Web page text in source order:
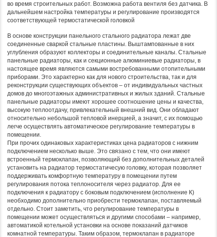
во время строительных работ. Возможна работа вентиля без датчика. В
дальнейшем настройка температуры и регулирование производятся
соответствующей термостатической головкой
В основе конструкции панельного стального радиатора лежат две
соединенные сваркой стальные пластины. Выштампованные в них
углубления образуют коллекторы и соединительные каналы. Стальные
панельные радиаторы, как и секционные алюминиевые радиаторы, в
настоящее время являются самыми востребованными отопительными
приборами. Это характерно как для нового строительства, так и для
реконструкции существующих объектов – от индивидуальных частных
домов до многоэтажных административных и жилых зданий. Стальные
панельные радиаторы имеют хорошее соотношение цены и качества,
высокую теплоотдачу, привлекательный внешний вид. Они обладают
относительно небольшой тепловой инерцией, а значит, с их помощью
легче осуществлять автоматическое регулирование температуры в
помещении.
При прочих одинаковых характеристиках цена радиаторов с нижним
подключением несколько выше. Это связано с тем, что они имеют
встроенный термоклапан, позволяющий без дополнительных деталей
установить на радиатор термостатичесую головку, которая позволяет
поддерживать комфортную температуру в помещении путем
регулирования потока теплоносителя через радиатор. Для ее
подключения к радиатору с боковым подключением (исполнение К)
необходимо дополнительно приобрести термоклапан, поставляемый
отдельно. Стоит заметить, что регулирование температуры в
помещении может осуществляться и другими способами – например,
автоматикой котельной установки на основе показаний датчиков
комнатной температуры. Таким образом, термоклапан в радиаторе